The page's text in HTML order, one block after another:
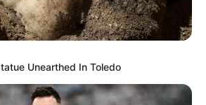
Unearthed In Toledo